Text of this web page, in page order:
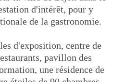
d'intérêt, pour y
de la gastronomie.
d'exposition, centre de
pavillon des
une résidence de